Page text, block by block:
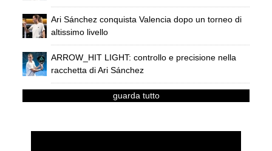
Ari Sánchez conquista Valencia dopo un torneo di
altissimo livello
ARROW_HIT LIGHT: controllo e precisione nella
racchetta di Ari Sánchez
guarda tutto